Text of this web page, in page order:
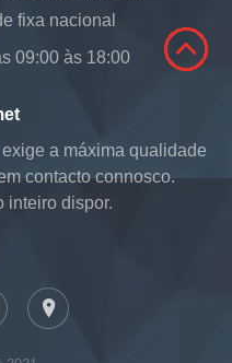
fixa nacional
09:00 às 18:00
a máxima qualidade
contacto connosco.
inteiro dispor.